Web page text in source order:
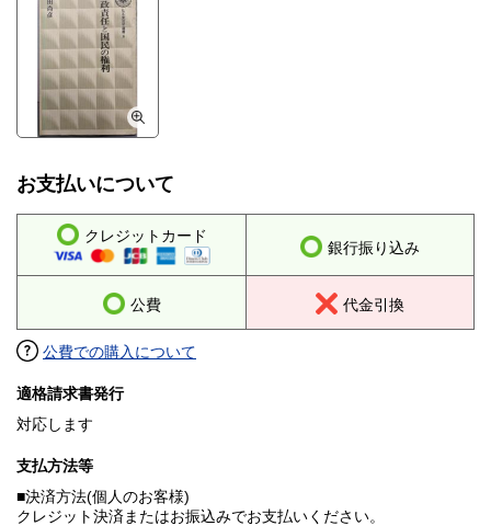
お支払いについて
クレジットカード
銀行振り込み
公費 代金引換
公費での購入について
適格請求書発行
対応します
支払方法等
■決済方法(個人のお客様)
クレジット決済またはお振込みでお支払いください。